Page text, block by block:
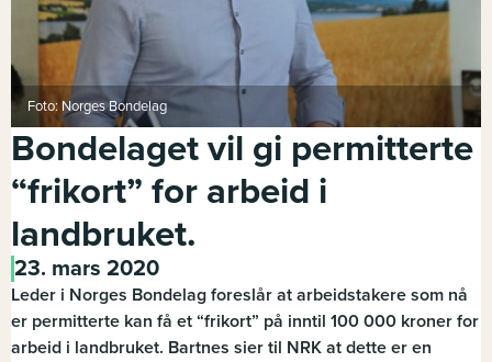
Foto: Norges Bondelag
Bondelaget vil gi permitterte
“frikort” for arbeid i
landbruket.
23. mars 2020
Leder i Norges Bondelag foreslår at arbeidstakere som nå
er permitterte kan få et “frikort” på inntil 100 000 kroner for
arbeid i landbruket. Bartnes sier til NRK at dette er en